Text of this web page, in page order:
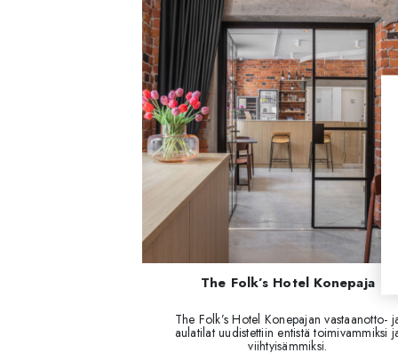
The Folk’s Hotel Konepaja
The Folk’s Hotel Konepajan vastaanotto-
aulatilat uudistettiin entistä toimivammiksi
viihtyisämmiksi.